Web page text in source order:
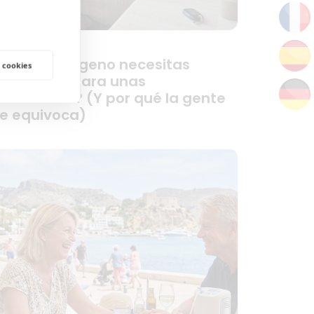
oxígeno necesitas
realmente para unas
vacaciones? (Y por qué la gente
equivoca)